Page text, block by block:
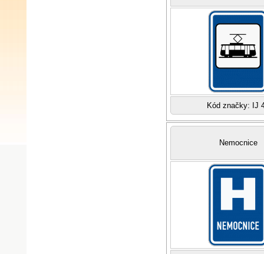
Kód značky: IJ
Nemocnice